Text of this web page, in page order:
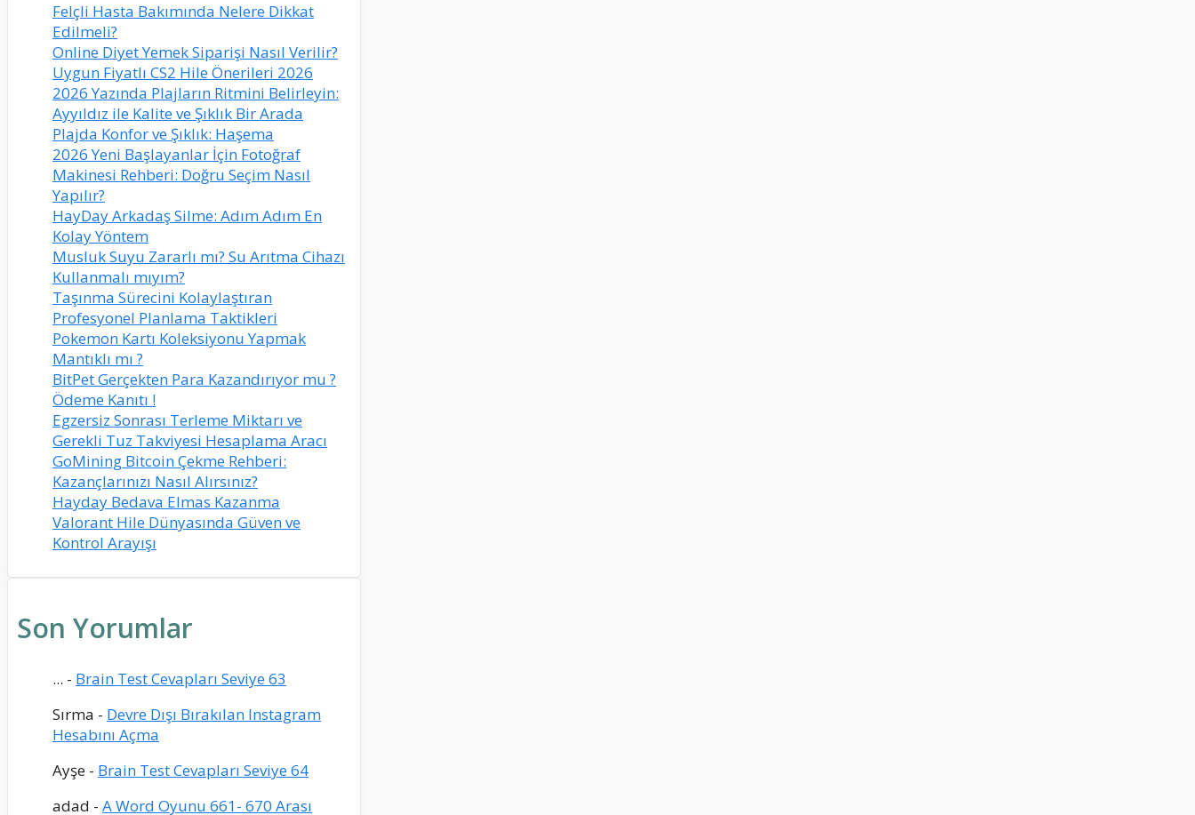
Felçli Hasta Bakımında Nelere Dikkat
Edilmeli?
Online Diyet Yemek Siparişi Nasıl Verilir?
Uygun Fiyatlı CS2 Hile Önerileri 2026
2026 Yazında Plajların Ritmini Belirleyin:
Ayyıldız ile Kalite ve Şıklık Bir Arada
Plajda Konfor ve Şıklık: Haşema
2026 Yeni Başlayanlar İçin Fotoğraf
Makinesi Rehberi: Doğru Seçim Nasıl
Yapılır?
HayDay Arkadaş Silme: Adım Adım En
Kolay Yöntem
Musluk Suyu Zararlı mı? Su Arıtma Cihazı
Kullanmalı mıyım?
Taşınma Sürecini Kolaylaştıran
Profesyonel Planlama Taktikleri
Pokemon Kartı Koleksiyonu Yapmak
Mantıklı mı ?
BitPet Gerçekten Para Kazandırıyor mu ?
Ödeme Kanıtı !
Egzersiz Sonrası Terleme Miktarı ve
Gerekli Tuz Takviyesi Hesaplama Aracı
GoMining Bitcoin Çekme Rehberi:
Kazançlarınızı Nasıl Alırsınız?
Hayday Bedava Elmas Kazanma
Valorant Hile Dünyasında Güven ve
Kontrol Arayışı
Son Yorumlar
... - Brain Test Cevapları Seviye 63
Sırma - Devre Dışı Bırakılan Instagram
Hesabını Açma
Ayşe - Brain Test Cevapları Seviye 64
adad - A Word Oyunu 661- 670 Arası